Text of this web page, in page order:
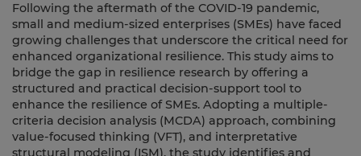
Following the aftermath of the COVID-19 pandemic,
small and medium-sized enterprises (SMEs) have faced
growing challenges that underscore the critical need for
enhanced organizational resilience. This study aims to
bridge the gap in resilience research by offering a
structured and practical decision-support tool to
enhance the resilience of SMEs. Adopting a multiple-
criteria decision analysis (MCDA) approach, combining
value-focused thinking (VFT), and interpretative
structural modeling (ISM), the study identifies and